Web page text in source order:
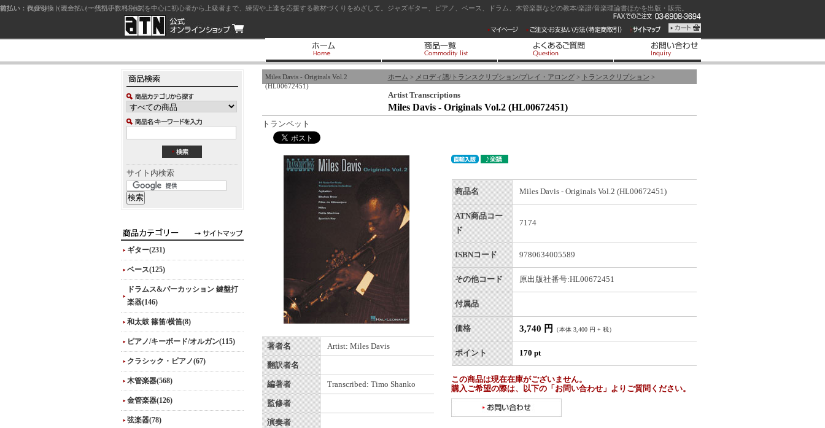
ジャズを中心に初心者から上級者まで、練習や上達を応援する教材づくりをめざして。ジャズギター、ピアノ、ベース、ドラム、木管楽器などの教本/楽譜/音楽理論書ほかを出版・販売。
サイト内検索
ギター(231)
ベース(125)
ドラムス&パーカッション 鍵盤打
楽器(146)
和太鼓 篠笛/横笛(8)
ピアノ/キーボード/オルガン(115)
クラシック・ピアノ(67)
木管楽器(568)
金管楽器(126)
弦楽器(78)
ホーム > メロディ譜/トランスクリプション/プレイ・アロング> トランスクリプション >
Miles Davis - Originals Vol.2
(HL00672451)
Artist Transcriptions
Miles Davis - Originals Vol.2 (HL00672451)
トランペット
著者名 Artist: Miles Davis
翻訳者名
編著者 Transcribed: Timo Shanko
監修者
演奏者
商品名 Miles Davis - Originals Vol.2 (HL00672451)
ATN商品コー
ド
7174
ISBNコード 9780634005589
その他コード 原出版社番号:HL00672451
付属品
価格 3,740 円 （本体 3,400 円 + 税）
ポイント 170 pt
この商品は現在在庫がございません。
購入ご希望の際は、以下の「お問い合わせ」よりご質問ください。
前払い：クレジットカード（一括払い）
後払い：代金引換（現金払い・代引手数料別途）
前払い：PayPay